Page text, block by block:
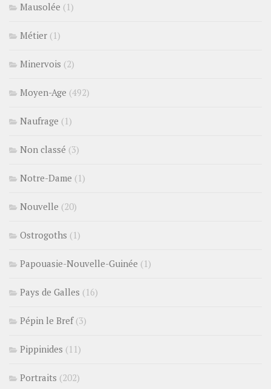
Mausolée (1)
Métier (1)
Minervois (2)
Moyen-Age (492)
Naufrage (1)
Non classé (3)
Notre-Dame (1)
Nouvelle (20)
Ostrogoths (1)
Papouasie-Nouvelle-Guinée (1)
Pays de Galles (16)
Pépin le Bref(3)
Pippinides (11)
Portraits (202)